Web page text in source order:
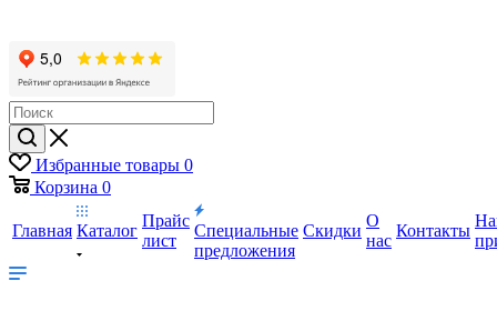
Избранные товары 0
Корзина 0
Главная Каталог
Прайс
лист
Специальные
предложения
Скидки
О
нас
Контакты